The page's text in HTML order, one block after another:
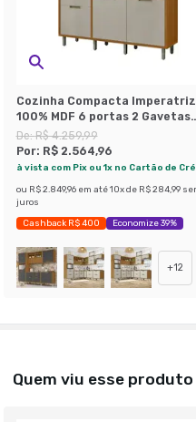
Cozinha Compacta Imperatriz
100% MDF 6 portas 2 Gavetas
Freijó e Off White
De:R$ 4.259,99
Por: R$ 2.564,96
à vista com Pix ou 1x no Cartão de
ou R$ 2.849,96 em até 10x de R$ 284,99
juros
Cashback R$ 400 Economize 39%
+12
Quem viu esse